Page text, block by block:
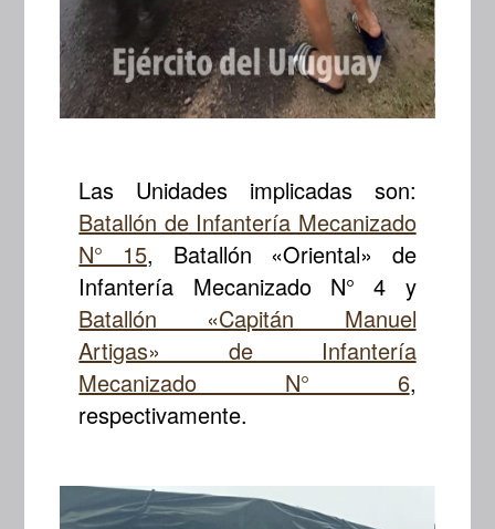
Las Unidades implicadas son:
Batallón de Infantería Mecanizado
N° 15, Batallón «Oriental» de
Infantería Mecanizado N° 4 y
Batallón «Capitán Manuel
Artigas» de Infantería
Mecanizado N° 6,
respectivamente.